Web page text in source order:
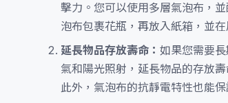
擊力。您可以使用多層氣泡布，
泡布包裹花瓶，再放入紙箱，並
延長物品存放壽命： 如果您需要
氣和陽光照射，延長物品的存放
此外，氣泡布的抗靜電特性也能